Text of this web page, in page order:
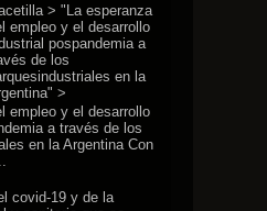
> "La esperanza
empleo y el desarrollo
pospandemia a
de los
en la
>
empleo y el desarrollo
a través de los
en la Argentina Con
covid-19 y de la